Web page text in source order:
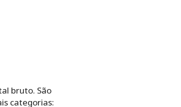
‌bruto.‌ ‌São‌
‌categorias:‌